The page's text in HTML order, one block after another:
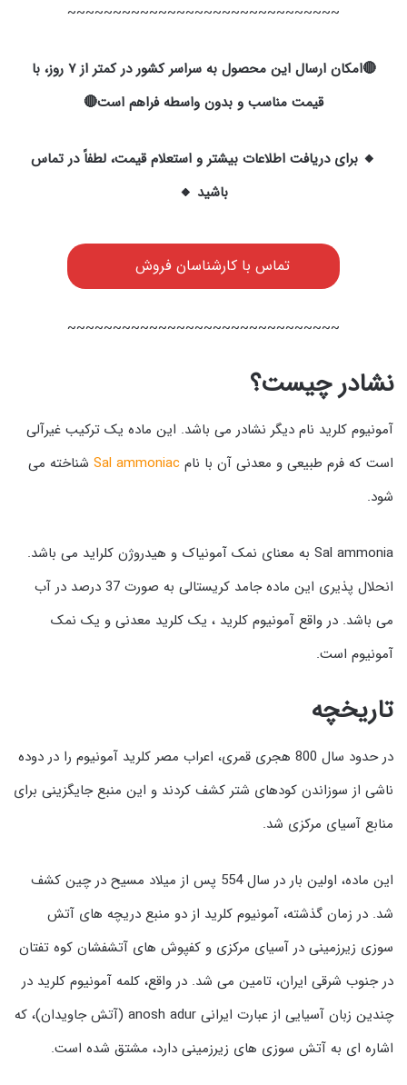
~~~~~~~~~~~~~~~~~~~~~~~~~~~~~~
🔴امکان ارسال این محصول به سراسر کشور در کمتر از ۷ روز، با
قیمت مناسب و بدون واسطه فراهم است🔴
🔸 برای دریافت اطلاعات بیشتر و استعلام قیمت، لطفاً در تماس
باشید 🔸
تماس با کارشناسان فروش
~~~~~~~~~~~~~~~~~~~~~~~~~~~~~~
نشادر چیست؟
آمونیوم کلرید نام دیگر نشادر می باشد. این ماده یک ترکیب غیرآلی
است که فرم طبیعی و معدنی آن با نام Sal ammoniac شناخته می
شود.
Sal ammonia به معنای نمک آمونیاک و هیدروژن کلراید می باشد.
انحلال پذیری این ماده جامد کریستالی به صورت 37 درصد در آب
می باشد. در واقع آمونیوم کلرید ، یک کلرید معدنی و یک نمک
آمونیوم است.
تاریخچه
در حدود سال 800 هجری قمری، اعراب مصر کلرید آمونیوم را در دوده
ناشی از سوزاندن کودهای شتر کشف کردند و این منبع جایگزینی برای
منابع آسیای مرکزی شد.
این ماده، اولین بار در سال 554 پس از میلاد مسیح در چین کشف
شد. در زمان گذشته، آمونیوم کلرید از دو منبع دریچه های آتش
سوزی زیرزمینی در آسیای مرکزی و کفپوش های آتشفشان کوه تفتان
در جنوب شرقی ایران، تامین می شد. در واقع، کلمه آمونیوم کلرید در
چندین زبان آسیایی از عبارت ایرانی anosh adur (آتش جاویدان)، که
اشاره ای به آتش سوزی های زیرزمینی دارد، مشتق شده است.